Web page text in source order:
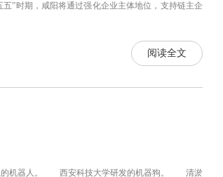
”时期，咸阳将通过强化企业主体地位，支持链主企
阅读全文
机器人。 西安科技大学研发的机器狗。 清淤